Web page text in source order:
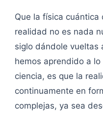
Que la física cuántica
realidad no es nada
siglo dándole vueltas
hemos aprendido a
ciencia, es que la
continuamente en
complejas, ya sea